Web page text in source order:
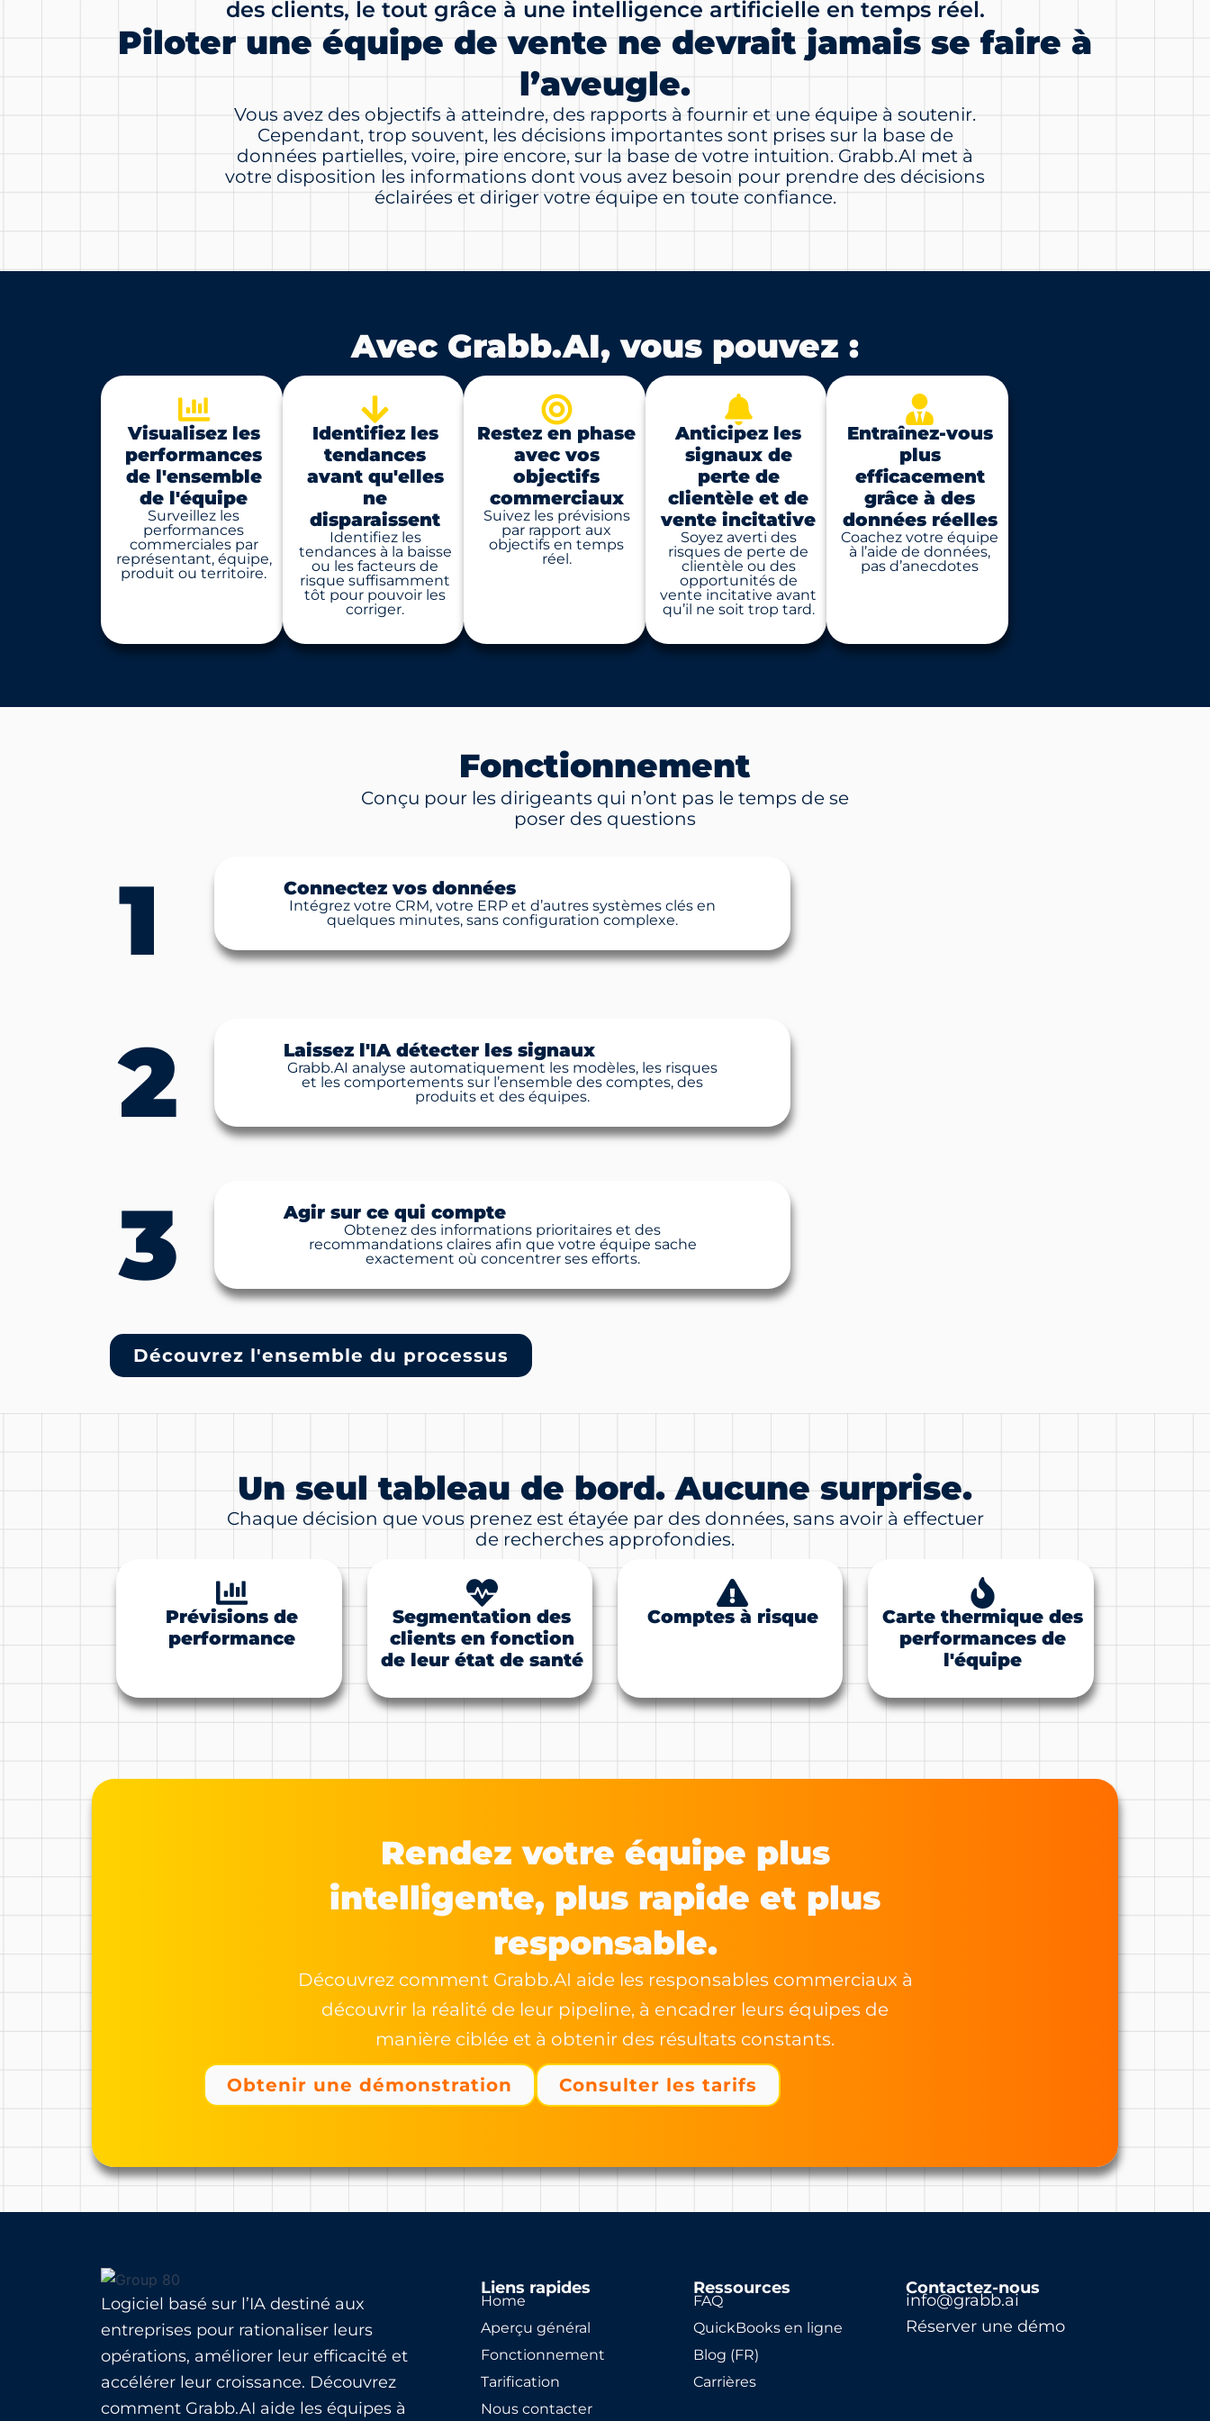
des clients, le tout grâce à une intelligence artificielle en temps réel.
Piloter une équipe de vente ne devrait jamais se faire à
l’aveugle.
Vous avez des objectifs à atteindre, des rapports à fournir et une équipe à soutenir.
Cependant, trop souvent, les décisions importantes sont prises sur la base de
données partielles, voire, pire encore, sur la base de votre intuition. Grabb.AI met à
votre disposition les informations dont vous avez besoin pour prendre des décisions
éclairées et diriger votre équipe en toute confiance.
Avec Grabb.AI, vous pouvez :
Visualisez les
performances
de l'ensemble
de l'équipe
Surveillez les
performances
commerciales par
représentant, équipe,
produit ou territoire.
Identifiez les
tendances
avant qu'elles
ne
disparaissent
Identifiez les
tendances à la baisse
ou les facteurs de
risque suffisamment
tôt pour pouvoir les
corriger.
Restez en phase
avec vos
objectifs
commerciaux
Suivez les prévisions
par rapport aux
objectifs en temps
réel.
Anticipez les
signaux de
perte de
clientèle et de
vente incitative
Soyez averti des
risques de perte de
clientèle ou des
opportunités de
vente incitative avant
qu’il ne soit trop tard.
Entraînez-vous
plus
efficacement
grâce à des
données réelles
Coachez votre équipe
à l’aide de données,
pas d’anecdotes
Fonctionnement
Conçu pour les dirigeants qui n’ont pas le temps de se
poser des questions
1 Connectez vos données
Intégrez votre CRM, votre ERP et d’autres systèmes clés en
quelques minutes, sans configuration complexe.
2 Laissez l'IA détecter les signaux
Grabb.AI analyse automatiquement les modèles, les risques
et les comportements sur l’ensemble des comptes, des
produits et des équipes.
3 Agir sur ce qui compte
Obtenez des informations prioritaires et des
recommandations claires afin que votre équipe sache
exactement où concentrer ses efforts.
Découvrez l'ensemble du processus
Un seul tableau de bord. Aucune surprise.
Chaque décision que vous prenez est étayée par des données, sans avoir à effectuer
de recherches approfondies.
Prévisions de
performance
Segmentation des
clients en fonction
de leur état de santé
Comptes à risque
Carte thermique des
performances de
l'équipe
Rendez votre équipe plus
intelligente, plus rapide et plus
responsable.
Découvrez comment Grabb.AI aide les responsables commerciaux à
découvrir la réalité de leur pipeline, à encadrer leurs équipes de
manière ciblée et à obtenir des résultats constants.
Obtenir une démonstration Consulter les tarifs
Logiciel basé sur l’IA destiné aux
entreprises pour rationaliser leurs
opérations, améliorer leur efficacité et
accélérer leur croissance. Découvrez
comment Grabb.AI aide les équipes à
Liens rapides
Home
Aperçu général
Fonctionnement
Tarification
Nous contacter
Ressources
FAQ
QuickBooks en ligne
Blog (FR)
Carrières
Contactez-nous
info@grabb.ai
Réserver une démo